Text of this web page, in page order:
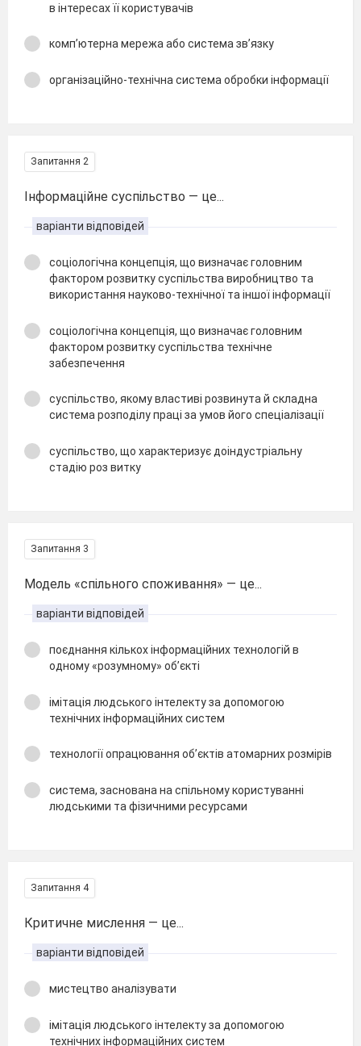
в інтересах її користувачів
комп’ютерна мережа або система зв’язку
організаційно-технічна система обробки інформації
Запитання 2
Інформаційне суспільство — це...
варіанти відповідей
соціологічна концепція, що визначає головним
фактором розвитку суспільства виробництво та
використання науково-технічної та іншої інформації
соціологічна концепція, що визначає головним
фактором розвитку суспільства технічне
забезпечення
суспільство, якому властиві розвинута й складна
система розподілу праці за умов його спеціалізації
суспільство, що характеризує доіндустріальну
стадію роз витку
Запитання 3
Модель «спільного споживання» — це...
варіанти відповідей
поєднання кількох інформаційних технологій в
одному «розумному» об’єкті
імітація людського інтелекту за допомогою
технічних інформаційних систем
технології опрацювання об’єктів атомарних розмірів
система, заснована на спільному користуванні
людськими та фізичними ресурсами
Запитання 4
Критичне мислення — це...
варіанти відповідей
мистецтво аналізувати
імітація людського інтелекту за допомогою
технічних інформаційних систем